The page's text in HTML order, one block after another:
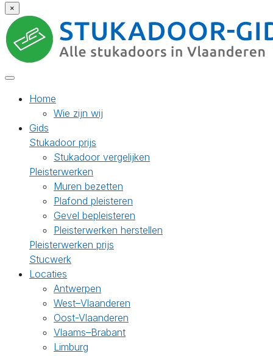
×
Home
Wie zijn wij
Gids
Stukadoor prijs
Stukadoor vergelijken
Pleisterwerken
Muren bezetten
Plafond pleisteren
Gevel bepleisteren
Pleisterwerken herstellen
Pleisterwerken prijs
Stucwerk
Locaties
Antwerpen
West–Vlaanderen
Oost-Vlaanderen
Vlaams–Brabant
Limburg